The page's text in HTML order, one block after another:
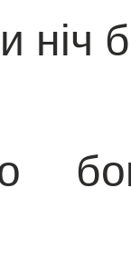
ніч